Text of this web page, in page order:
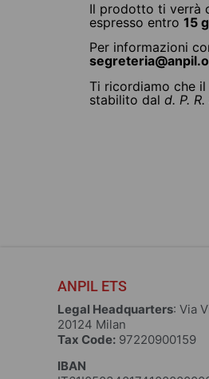
Il prodotto ti verrà
espresso entro 15
Per informazioni
segreteria
Ti ricordiamo che il
stabilito dal d. P.
ANPIL ETS
Legal Headquarters: Via
20124 Milan
Tax Code: 97220900159
IBAN